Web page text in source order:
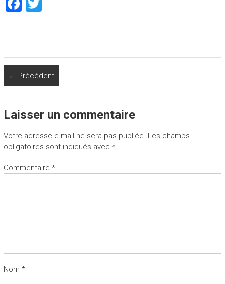
o
ok
← Précédent
Laisser un commentaire
Votre adresse e-mail ne sera pas publiée. Les champs
obligatoires sont indiqués avec *
Commentaire *
Nom *